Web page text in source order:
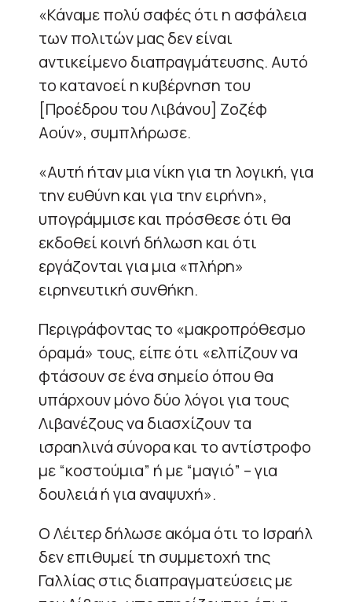
«Κάναμε πολύ σαφές ότι η ασφάλεια
των πολιτών μας δεν είναι
αντικείμενο διαπραγμάτευσης. Αυτό
το κατανοεί η κυβέρνηση του
[Προέδρου του Λιβάνου] Ζοζέφ
Αούν», συμπλήρωσε.
«Αυτή ήταν μια νίκη για τη λογική, για
την ευθύνη και για την ειρήνη»,
υπογράμμισε και πρόσθεσε ότι θα
εκδοθεί κοινή δήλωση και ότι
εργάζονται για μια «πλήρη»
ειρηνευτική συνθήκη.
Περιγράφοντας το «μακροπρόθεσμο
όραμά» τους, είπε ότι «ελπίζουν να
φτάσουν σε ένα σημείο όπου θα
υπάρχουν μόνο δύο λόγοι για τους
Λιβανέζους να διασχίζουν τα
ισραηλινά σύνορα και το αντίστροφο
με “κοστούμια” ή με “μαγιό” – για
δουλειά ή για αναψυχή».
Ο Λέιτερ δήλωσε ακόμα ότι το Ισραήλ
δεν επιθυμεί τη συμμετοχή της
Γαλλίας στις διαπραγματεύσεις με